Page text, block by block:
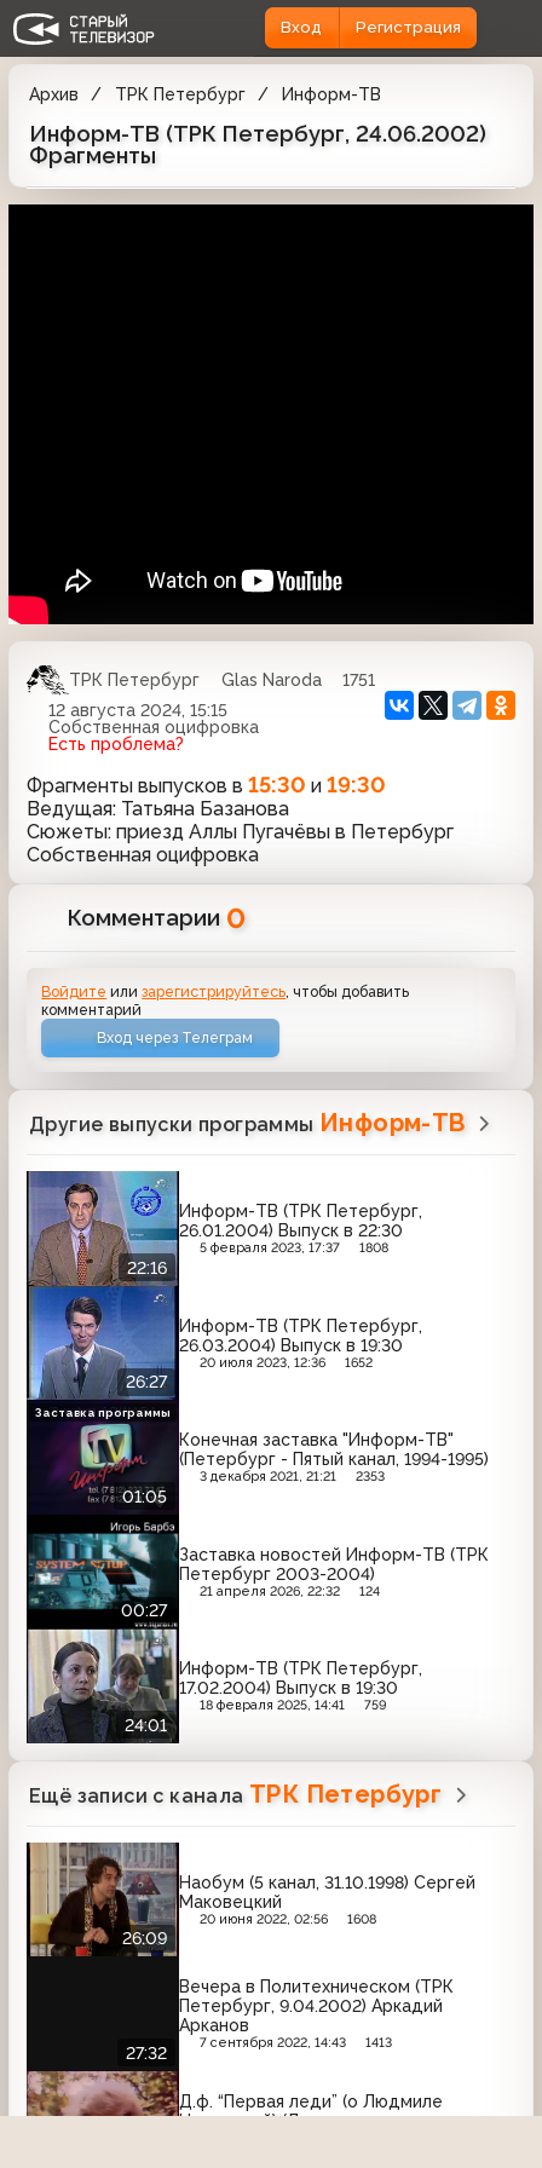
Вход Регистрация
Архив ТРК Петербург Информ-ТВ
Информ-ТВ (ТРК Петербург, 24.06.2002)
Фрагменты
ТРК Петербург Glas Naroda
1751
12 августа 2024, 15:15
Собственная оцифровка
Есть проблема?
Фрагменты выпусков в 15:30 и 19:30
Ведущая: Татьяна Базанова
Сюжеты: приезд Аллы Пугачёвы в Петербург
Собственная оцифровка
Комментарии 0
Войдите илизарегистрируйтесь , чтобы добавить
комментарий
Вход через Телеграм
Другие выпуски программы Информ-ТВ
22:16
Информ-ТВ (ТРК Петербург,
26.01.2004) Выпуск в 22:30
5 февраля 2023, 17:37 1808
26:27
Информ-ТВ (ТРК Петербург,
26.03.2004) Выпуск в 19:30
20 июля 2023, 12:36 1652
01:05
Конечная заставка "Информ-ТВ"
(Петербург - Пятый канал, 1994-1995)
3 декабря 2021, 21:21 2353
Заставка программы
00:27
Заставка новостей Информ-ТВ (ТРК
Петербург 2003-2004)
21 апреля 2026, 22:32 124
24:01
Информ-ТВ (ТРК Петербург,
17.02.2004) Выпуск в 19:30
18 февраля 2025, 14:41 759
Ещё записи с канала ТРК Петербург
26:09
Наобум (5 канал, 31.10.1998) Сергей
Маковецкий
20 июня 2022, 02:56 1608
27:32
Вечера в Политехническом (ТРК
Петербург, 9.04.2002) Аркадий
Арканов
7 сентября 2022, 14:43 1413
Д.ф. “Первая леди” (о Людмиле
Нарусовой) (Ленинградская программа